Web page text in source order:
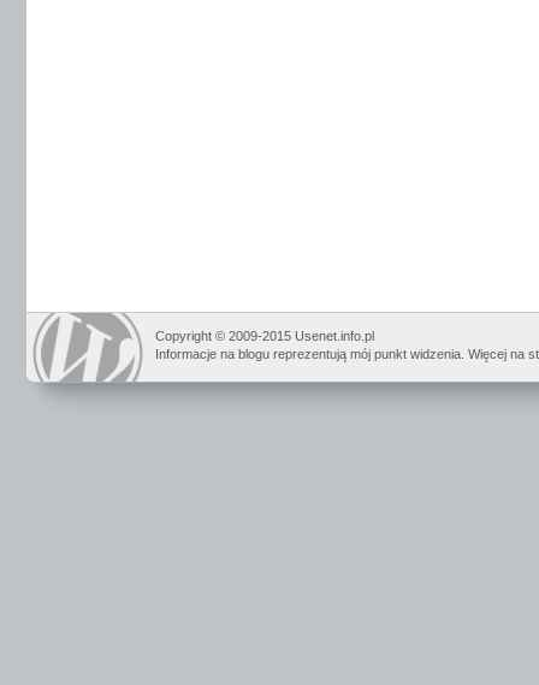
Copyright © 2009-2015 Usenet.info.pl
Informacje na blogu reprezentują mój punkt widzenia. Więcej na